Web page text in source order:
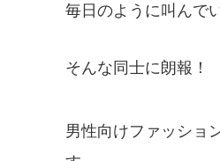
毎日のように叫んで
そんな同士に朗報！
男性向けファッショ